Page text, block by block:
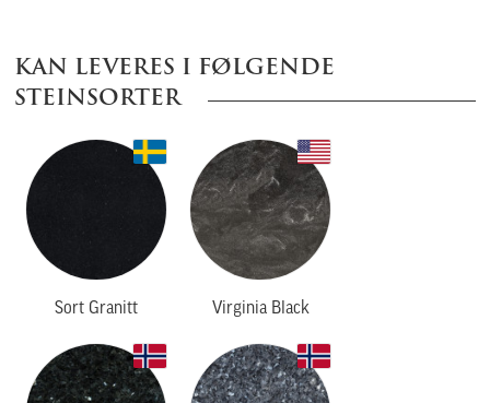
KAN LEVERES I FØLGENDE
STEINSORTER
Sort Granitt Virginia Black